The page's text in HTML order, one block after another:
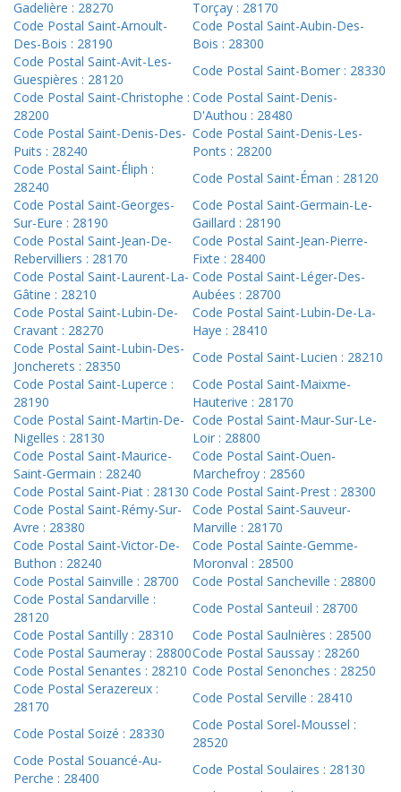
Gadelière : 28270
Torçay : 28170
Code Postal Saint-Arnoult-
Des-Bois : 28190
Code Postal Saint-Aubin-Des-
Bois : 28300
Code Postal Saint-Avit-Les-
Guespières : 28120
Code Postal Saint-Bomer : 28330
Code Postal Saint-Christophe :
28200
Code Postal Saint-Denis-
D'Authou : 28480
Code Postal Saint-Denis-Des-
Puits : 28240
Code Postal Saint-Denis-Les-
Ponts : 28200
Code Postal Saint-Éliph :
28240
Code Postal Saint-Éman : 28120
Code Postal Saint-Georges-
Sur-Eure : 28190
Code Postal Saint-Germain-Le-
Gaillard : 28190
Code Postal Saint-Jean-De-
Rebervilliers : 28170
Code Postal Saint-Jean-Pierre-
Fixte : 28400
Code Postal Saint-Laurent-La-
Gâtine : 28210
Code Postal Saint-Léger-Des-
Aubées : 28700
Code Postal Saint-Lubin-De-
Cravant : 28270
Code Postal Saint-Lubin-De-La-
Haye : 28410
Code Postal Saint-Lubin-Des-
Joncherets : 28350
Code Postal Saint-Lucien : 28210
Code Postal Saint-Luperce :
28190
Code Postal Saint-Maixme-
Hauterive : 28170
Code Postal Saint-Martin-De-
Nigelles : 28130
Code Postal Saint-Maur-Sur-Le-
Loir : 28800
Code Postal Saint-Maurice-
Saint-Germain : 28240
Code Postal Saint-Ouen-
Marchefroy : 28560
Code Postal Saint-Piat : 28130 Code Postal Saint-Prest : 28300
Code Postal Saint-Rémy-Sur-
Avre : 28380
Code Postal Saint-Sauveur-
Marville : 28170
Code Postal Saint-Victor-De-
Buthon : 28240
Code Postal Sainte-Gemme-
Moronval : 28500
Code Postal Sainville : 28700
Code Postal Sancheville : 28800
Code Postal Sandarville :
28120
Code Postal Santeuil : 28700
Code Postal Santilly : 28310
Code Postal Saulnières : 28500
Code Postal Saumeray : 28800Code Postal Saussay : 28260
Code Postal Senantes : 28210 Code Postal Senonches : 28250
Code Postal Serazereux :
28170
Code Postal Serville : 28410
Code Postal Soizé : 28330
Code Postal Sorel-Moussel :
28520
Code Postal Souancé-Au-
Perche : 28400
Code Postal Soulaires : 28130